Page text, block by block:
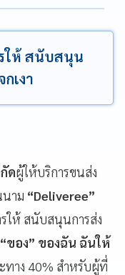
ให้ สนับสนุน
เงา
ดผู้ให้บริการขนส่ง
าม “Deliveree”
รให้ สนับสนุนการส่ง
“ของ” ของฉัน ฉันให้
ทาง 40% สำหรับผู้ที่